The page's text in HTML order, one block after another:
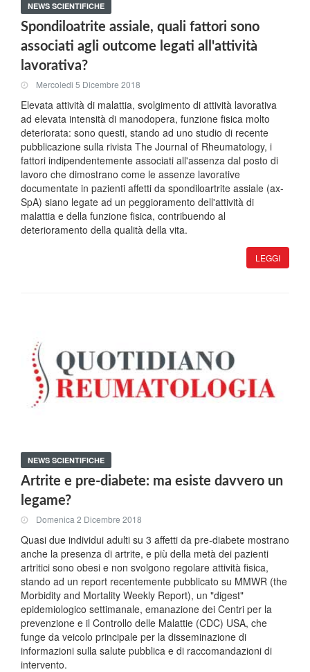
NEWS SCIENTIFICHE
Spondiloatrite assiale, quali fattori sono
associati agli outcome legati all'attività
lavorativa?
Mercoledi 5 Dicembre 2018
Elevata attività di malattia, svolgimento di attività lavorativa
ad elevata intensità di manodopera, funzione fisica molto
deteriorata: sono questi, stando ad uno studio di recente
pubblicazione sulla rivista The Journal of Rheumatology, i
fattori indipendentemente associati all'assenza dal posto di
lavoro che dimostrano come le assenze lavorative
documentate in pazienti affetti da spondiloartrite assiale (ax-
SpA) siano legate ad un peggioramento dell'attività di
malattia e della funzione fisica, contribuendo al
deterioramento della qualità della vita.
LEGGI
NEWS SCIENTIFICHE
Artrite e pre-diabete: ma esiste davvero un
legame?
Domenica 2 Dicembre 2018
Quasi due individui adulti su 3 affetti da pre-diabete mostrano
anche la presenza di artrite, e più della metà dei pazienti
artritici sono obesi e non svolgono regolare attività fisica,
stando ad un report recentemente pubblicato su MMWR (the
Morbidity and Mortality Weekly Report), un "digest"
epidemiologico settimanale, emanazione dei Centri per la
prevenzione e il Controllo delle Malattie (CDC) USA, che
funge da veicolo principale per la disseminazione di
informazioni sulla salute pubblica e di raccomandazioni di
intervento.